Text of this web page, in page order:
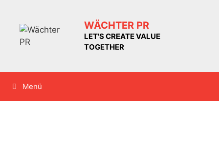
springen
WÄCHTER PR
LET'S CREATE VALUE
TOGETHER
Menü